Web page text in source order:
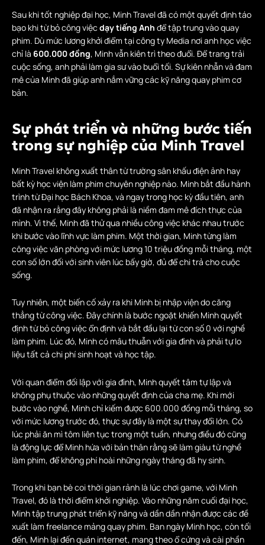
Sau khi tốt nghiệp đại học, Minh Travel đã có một quyết định táo
bạo khi từ bỏ công việc dạy tiếng Anh để tập trung vào quay
phim. Dù mức lương khởi điểm tại công ty Media nơi anh học việc
chỉ là 600.000 đồng, Minh vẫn kiên trì theo đuổi. Để trang trải
cuộc sống, anh phải làm gia sư vào buổi tối. Sự kiên nhẫn và đam
mê của Minh đã giúp anh nắm vững các kỹ năng quay phim cơ
bản.
Sự phát triển và những bước tiến
trong sự nghiệp của Minh Travel
Minh Travel không xuất thân từ trường sân khấu điện ảnh hay
bất kỳ học viện làm phim chuyên nghiệp nào. Minh bắt đầu hành
trình từ Đại học Bách Khoa, và ngay trong học kỳ đầu tiên, anh
đã nhận ra rằng đây không phải là niềm đam mê đích thực của
mình. Vì thế, Minh đã thử qua nhiều công việc khác nhau trước
khi bước vào lĩnh vực làm phim. Một thời gian, Minh từng làm
công việc văn phòng với mức lương 10 triệu đồng mỗi tháng, một
con số lớn đối với sinh viên lúc bấy giờ, đủ để chi trả cho cuộc
sống.
Tuy nhiên, một biến cố xảy ra khi Minh bị nhập viện do căng
thẳng từ công việc. Đây chính là bước ngoặt khiến Minh quyết
định từ bỏ công việc ổn định và bắt đầu lại từ con số 0 với nghề
làm phim. Lúc đó, Minh có mâu thuẫn với gia đình và phải tự lo
liệu tất cả chi phí sinh hoạt và học tập.
Với quan điểm đối lập với gia đình, Minh quyết tâm tự lập và
không phụ thuộc vào những quyết định của cha mẹ. Khi mới
bước vào nghề, Minh chỉ kiếm được 600.000 đồng mỗi tháng, so
với mức lương trước đó, thực sự đây là một sự thay đổi lớn. Có
lúc phải ăn mì tôm liên tục trong một tuần, nhưng điều đó cũng
là động lực để Minh hứa với bản thân rằng sẽ làm giàu từ nghề
làm phim, để không phí hoài những ngày tháng đã hy sinh.
Trong khi bạn bè coi thời gian rảnh là lúc chơi game, với Minh
Travel, đó là thời điểm khởi nghiệp. Vào những năm cuối đại học,
Minh tập trung phát triển kỹ năng và dần dần nhận được các đề
xuất làm freelance mảng quay phim. Ban ngày Minh học, còn tối
đến, Minh lại đến quán internet, mang theo ổ cứng và cài phần